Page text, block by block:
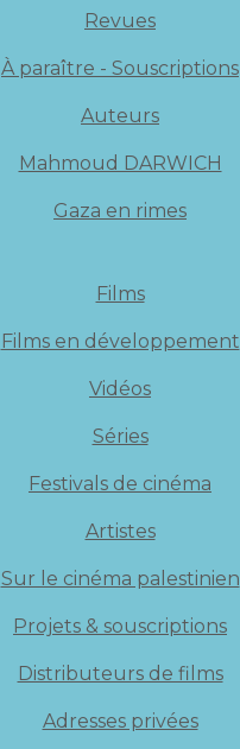
Revues
À paraître - Souscriptions
Auteurs
Mahmoud DARWICH
Gaza en rimes
Films
Films en développement
Vidéos
Séries
Festivals de cinéma
Artistes
Sur le cinéma palestinien
Projets & souscriptions
Distributeurs de films
Adresses privées